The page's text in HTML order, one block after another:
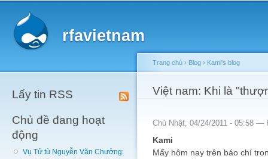
rfavietnam
Lấy tin RSS
Chủ đề đang hoạt
động
Vụ Tử tù Nguyễn Văn Chưởng:
You are here
Trang chủ › Blog › Kami's blog
Việt nam: Khi là
Chủ Nhật, 04/24/2011 - 05:58 —
Kami
Mấy hôm nay trên báo chí